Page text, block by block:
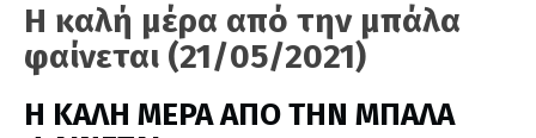
Η καλή μέρα από την μπάλα
φαίνεται (21/05/2021)
H ΚΑΛΗ ΜΕΡΑ ΑΠΟ ΤΗΝ ΜΠΑΛΑ